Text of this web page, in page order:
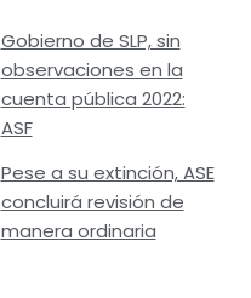
Gobierno de SLP, sin
observaciones en la
cuenta pública 2022:
ASF
Pese a su extinción, ASE
concluirá revisión de
manera ordinaria